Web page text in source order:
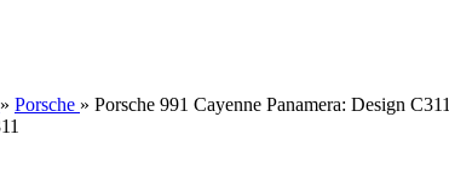
» Porsche » Porsche 991 Cayenne Panamera: Design C311